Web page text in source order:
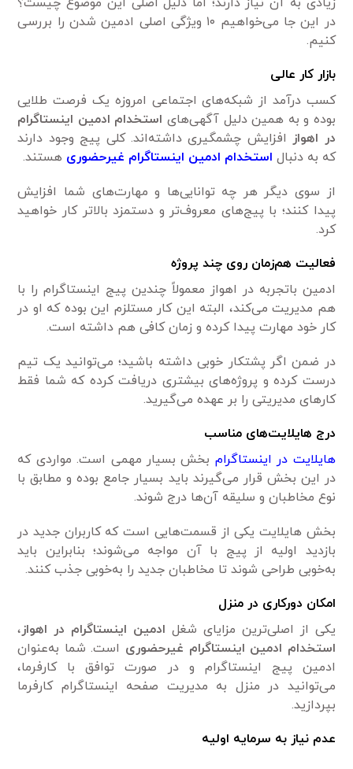
زیادی به آن‌ نیاز دارند؛ اما دلیل اصلی این موضوع چیست؟
در این جا می‌خواهیم ۱۰ ویژگی اصلی ادمین شدن را بررسی
کنیم.
بازار کار عالی
کسب درآمد از شبکه‌های اجتماعی امروزه یک فرصت طلایی
بوده و به همین دلیل آگهی‌های استخدام ادمین اینستاگرام
در اهواز افزایش چشمگیری داشته‌اند. کلی پیج وجود دارند
که به دنبال استخدام ادمین اینستاگرام غیرحضوری هستند.
از سوی دیگر هر چه توانایی‌ها و مهارت‌های شما افزایش
پیدا کنند؛ با پیج‌های معروف‌تر و دستمزد بالاتر کار خواهید
کرد.
فعالیت هم‌زمان روی چند پروژه
ادمین‌ باتجربه در اهواز معمولاً چندین پیج اینستاگرام را با
هم مدیریت می‌کند، البته این کار مستلزم این بوده که او در
کار خود مهارت پیدا کرده و زمان کافی هم داشته‌ است.
در ضمن اگر پشتکار خوبی داشته باشید؛ می‌توانید یک تیم
درست کرده و پروژه‌‌های بیشتری دریافت کرده که شما فقط
کارهای مدیریتی را بر عهده می‌گیرید.
درج هایلایت‌های مناسب
هایلایت در اینستاگرام بخش بسیار مهمی است. مواردی که
در این بخش قرار می‌گیرند باید بسیار جامع بوده و مطابق با
نوع مخاطبان و سلیقه آن‌ها درج شوند.
بخش هایلایت یکی از قسمت‌هایی است که کاربران جدید در
بازدید اولیه از پیج با آن‌ مواجه می‌شوند؛ بنابراین باید
به‌خوبی طراحی شوند تا مخاطبان جدید را به‌خوبی جذب کنند.
امکان دورکاری در منزل
یکی از اصلی‌ترین مزایای شغل ادمین اینستاگرام در اهواز،
استخدام ادمین اینستاگرام غیرحضوری است. شما به‌عنوان
ادمین پیج اینستاگرام و در صورت توافق با کارفرما،
می‌توانید در منزل به مدیریت صفحه اینستاگرام کارفرما
بپردازید.
عدم نیاز به سرمایه اولیه